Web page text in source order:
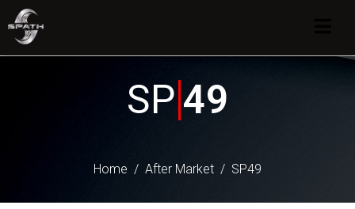
SP 49
Home After Market SP49